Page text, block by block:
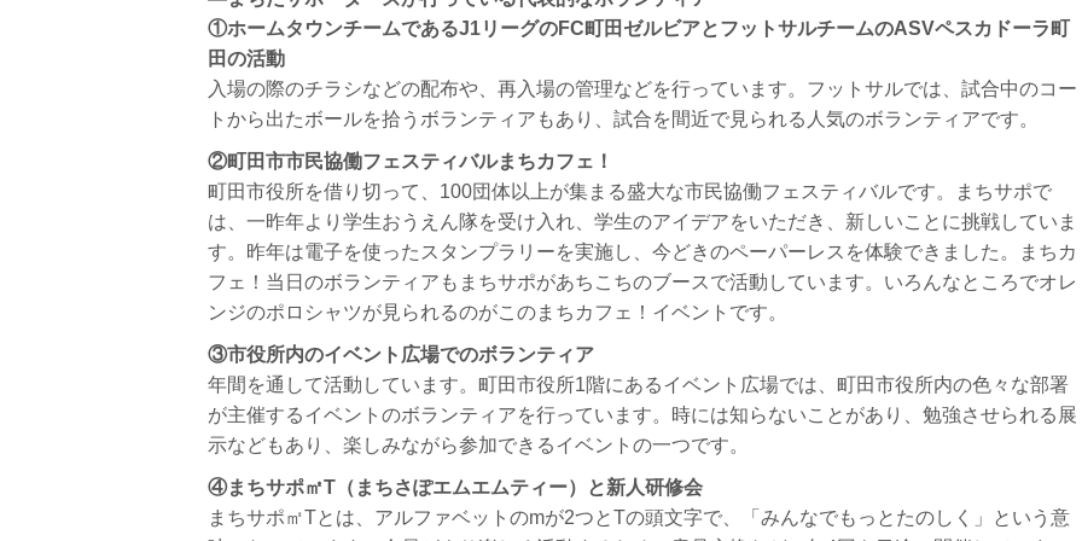
①ホームタウンチームであるJ1リーグのFC町田ゼルビアとフットサルチームのASVペスカドーラ町
田の活動
入場の際のチラシなどの配布や、再入場の管理などを行っています。フットサルでは、試合中のコー
トから出たボールを拾うボランティアもあり、試合を間近で見られる人気のボランティアです。
②町田市市民協働フェスティバルまちカフェ！
町田市役所を借り切って、100団体以上が集まる盛大な市民協働フェスティバルです。まちサポで
は、一昨年より学生おうえん隊を受け入れ、学生のアイデアをいただき、新しいことに挑戦していま
す。 昨年は電子を使ったスタンプラリーを実施し、今どきのペーパーレスを体験できました。
まちカ
フェ！当日のボランティアもまちサポがあちこちのブースで活動しています。 いろんなところでオレ
ンジのポロシャツが見られるのがこのまちカフェ！イベントです。
③市役所内のイベント広場でのボランティア
年間を通して活動しています。町田市役所1階にあるイベント広場では、町田市役所内の色々な部署
が主催するイベントのボランティアを行っています。時には知らないことがあり、勉強させられる展
示などもあり、楽しみながら参加できるイベントの一つです。
④まちサポ㎡T（まちさぽエムエムティー）と新人研修会
まちサポ㎡Tとは、アルファベットのmが2つとTの頭文字で、「みんなでもっとたのしく」という意